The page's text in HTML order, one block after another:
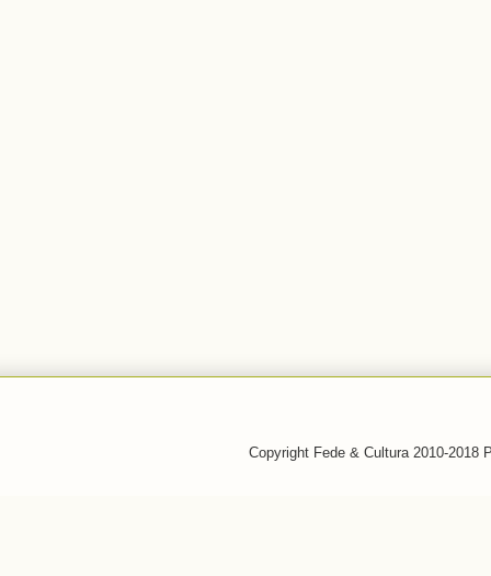
Copyright Fede & Cultura 2010-2018